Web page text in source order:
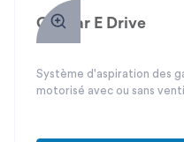
Gazpar E Drive
Système d'aspiration des
motorisé avec ou sans